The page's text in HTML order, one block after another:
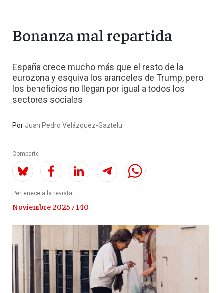
Bonanza mal repartida
España crece mucho más que el resto de la
eurozona y esquiva los aranceles de Trump, pero
los beneficios no llegan por igual a todos los
sectores sociales
Por Juan Pedro Velázquez-Gaztelu
Comparte
Pertenece a la revista
Noviembre 2025 / 140